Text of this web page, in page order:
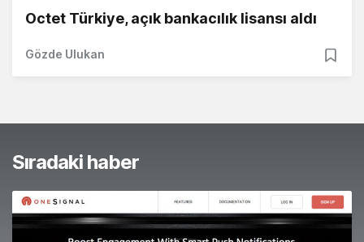
Octet Türkiye, açık bankacılık lisansı aldı
Gözde Ulukan
Sıradaki haber